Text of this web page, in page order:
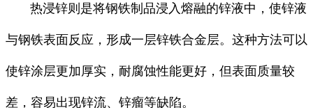
热浸锌则是将钢铁制品浸入熔融的锌液中，使锌液
与钢铁表面反应，形成一层锌铁合金层。这种方法可以
使锌涂层更加厚实，耐腐蚀性能更好，但表面质量较
差，容易出现锌流、锌瘤等缺陷。